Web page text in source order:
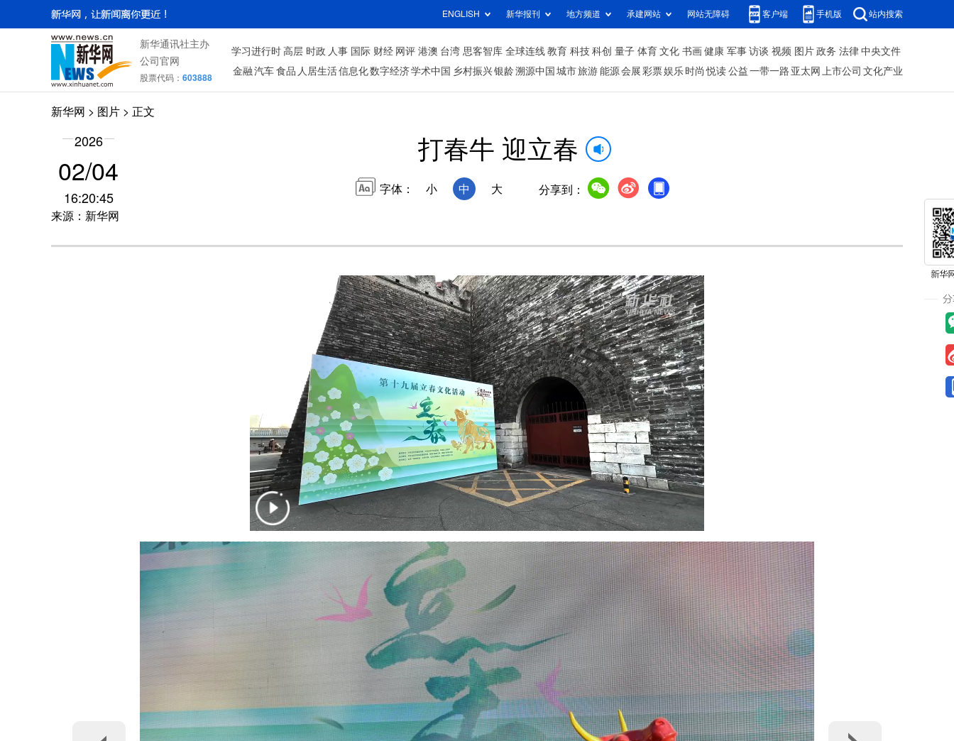
ENGLISH 新华报刊 地方频道 承建网站 网站无障碍 客户端 手机版 站内搜索
新华通讯社主办
公司官网
股票代码： 603888
学习进行时 高层 时政 人事 国际 财经 网评 港澳 台湾 思客智库 全球连线 教育 科技 科创 量子 体育 文化 书画 健康 军事 访谈 视频 图片 政务 法律 中央文件
金融 汽车 食品 人居生活信息化数字经济学术中国 乡村振兴银龄溯源中国 城市旅游 能源 会展 彩票娱乐 时尚 悦读 公益 一带一路 亚太网 上市公司 文化产业
新华网 > 图片 > 正文
2026
02/04
16:20:45
来源：新华网
打春牛 迎立春
字体： 小 中 大 分享到：